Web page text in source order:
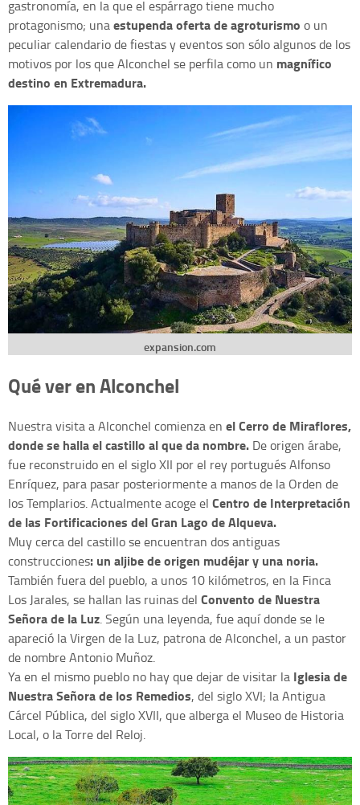
gastronomía, en la que el espárrago tiene mucho
protagonismo; unaestupenda oferta de agroturismo o un
peculiar calendario de fiestas y eventos son sólo algunos de los
motivos por los que Alconchel se perfila como un magnífico
destino en Extremadura.
expansion.com
Qué ver en Alconchel
Nuestra visita a Alconchel comienza en el Cerro de Miraflores,
donde se halla el castillo al que da nombre. De origen árabe,
fue reconstruido en el siglo XII por el rey portugués Alfonso
Enríquez, para pasar posteriormente a manos de la Orden de
los Templarios. Actualmente acoge el Centro de Interpretación
de las Fortificaciones del Gran Lago de Alqueva.
Muy cerca del castillo se encuentran dos antiguas
construcciones: un aljibe de origen mudéjar y una noria.
También fuera del pueblo, a unos 10 kilómetros, en la Finca
Los Jarales, se hallan las ruinas del Convento de Nuestra
Señora de la Luz. Según una leyenda, fue aquí donde se le
apareció la Virgen de la Luz, patrona de Alconchel, a un pastor
de nombre Antonio Muñoz.
Ya en el mismo pueblo no hay que dejar de visitar la Iglesia de
Nuestra Señora de los Remedios, del siglo XVI; la Antigua
Cárcel Pública, del siglo XVII, que alberga el Museo de Historia
Local, o la Torre del Reloj.